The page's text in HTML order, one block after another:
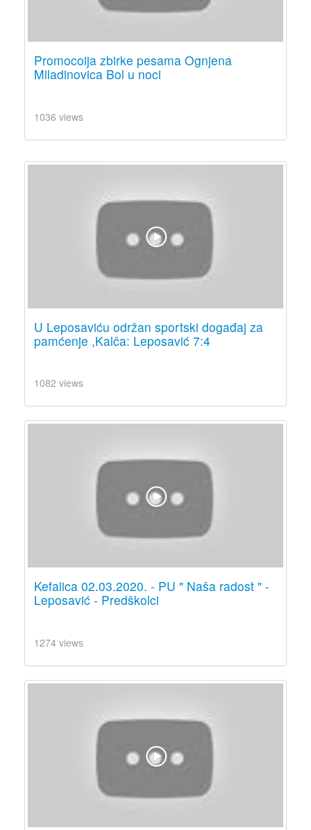
Promocoija zbirke pesama Ognjena
Miladinovica Bol u noci
1036 views
U Leposaviću održan sportski događaj za
pamćenje ,Kalča: Leposavić 7:4
1082 views
Kefalica 02.03.2020. - PU " Naša radost " -
Leposavić - Predškolci
1274 views